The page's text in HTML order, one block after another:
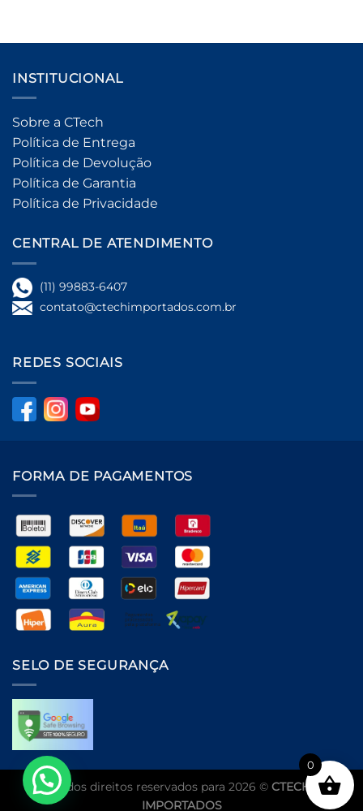
INSTITUCIONAL
Sobre a CTech
Política de Entrega
Política de Devolução
Política de Garantia
Política de Privacidade
CENTRAL DE ATENDIMENTO
(11) 99883-6407
contato@ctechimportados.com.br
REDES SOCIAIS
FORMA DE PAGAMENTOS
SELO DE SEGURANÇA
Todos direitos reservados para 2026 © CTECH
IMPORTADOS
0